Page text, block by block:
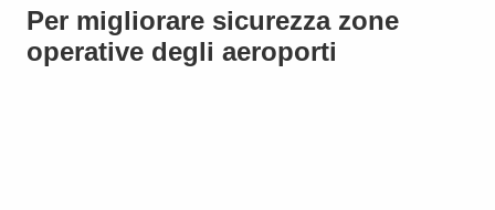
Per migliorare sicurezza zone
operative degli aeroporti